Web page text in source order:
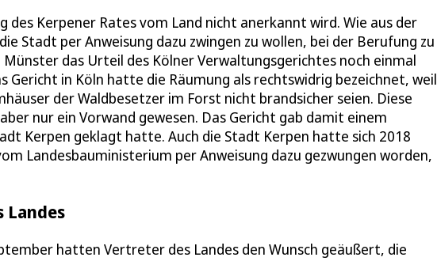
des Kerpener Rates vom Land nicht anerkannt wird. Wie aus der
Stadt per Anweisung dazu zwingen zu wollen, bei der Berufung zu
das Urteil des Kölner Verwaltungsgerichtes noch einmal
in Köln hatte die Räumung als rechtswidrig bezeichnet, weil
der Waldbesetzer im Forst nicht brandsicher seien. Diese
nur ein Vorwand gewesen. Das Gericht gab damit einem
Kerpen geklagt hatte. Auch die Stadt Kerpen hatte sich 2018
Landesbauministerium per Anweisung dazu gezwungen worden,
Landes
hatten Vertreter des Landes den Wunsch geäußert, die